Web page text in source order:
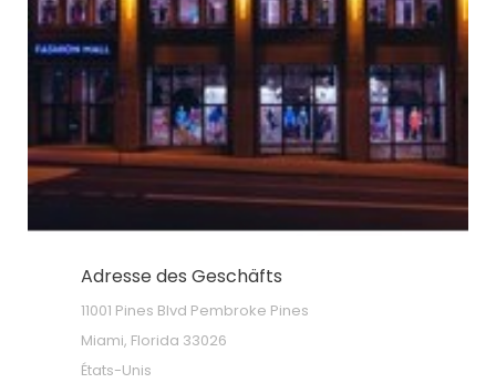
Adresse des Geschäfts
11001 Pines Blvd Pembroke Pines
Miami, Florida 33026
États-Unis